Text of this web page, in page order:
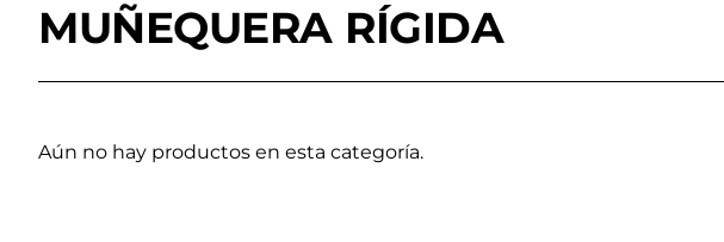
MUÑEQUERA RÍGIDA
Aún no hay productos en esta categoría.